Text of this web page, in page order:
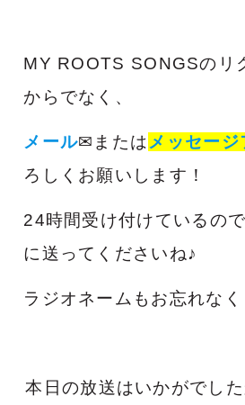
MY ROOTS SONGSのリ
からでなく、
メール✉または メッセージ
ろしくお願いします！
24時間受け付けているの
に送ってくださいね♪
ラジオネームもお忘れなく
本日の放送はいかがでした